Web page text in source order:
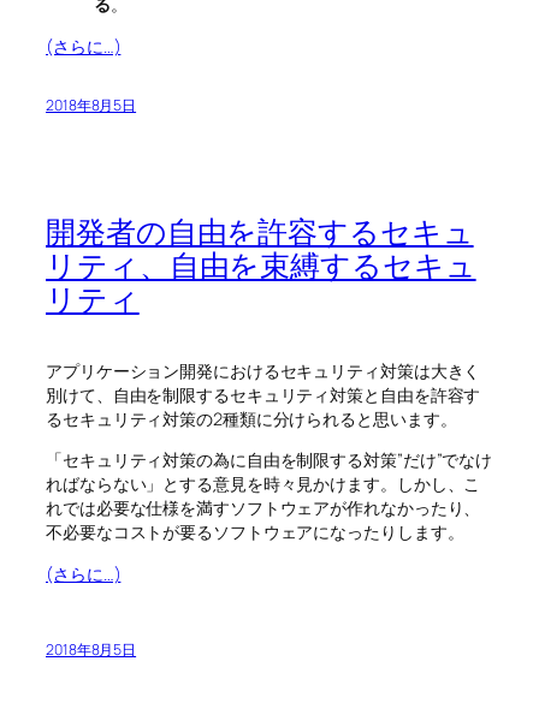
(さらに…)
2018年8月5日
開発者の自由を許容するセキュ
リティ、自由を束縛するセキュ
リティ
アプリケーション開発におけるセキュリティ対策は大きく
別けて、自由を制限するセキュリティ対策と自由を許容す
るセキュリティ対策の2種類に分けられると思います。
「セキュリティ対策の為に自由を制限する対策”だけ”でなけ
ればならない」とする意見を時々見かけます。しかし、こ
れでは必要な仕様を満すソフトウェアが作れなかったり、
不必要なコストが要るソフトウェアになったりします。
(さらに…)
2018年8月5日